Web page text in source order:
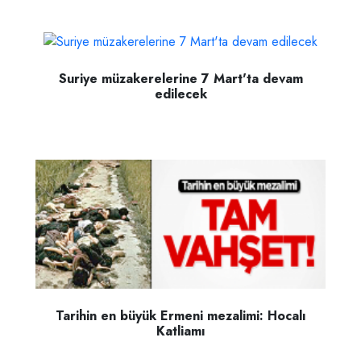
Suriye müzakerelerine 7 Mart'ta devam
edilecek
Tarihin en büyük Ermeni mezalimi: Hocalı
Katliamı